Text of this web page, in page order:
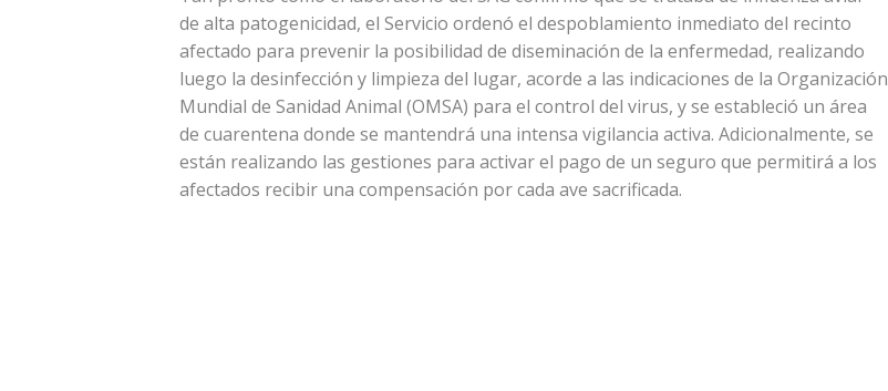
de alta patogenicidad, el Servicio ordenó el despoblamiento inmediato del recinto
afectado para prevenir la posibilidad de diseminación de la enfermedad, realizando
luego la desinfección y limpieza del lugar, acorde a las indicaciones de la Organización
Mundial de Sanidad Animal (OMSA) para el control del virus, y se estableció un área
de cuarentena donde se mantendrá una intensa vigilancia activa. Adicionalmente, se
están realizando las gestiones para activar el pago de un seguro que permitirá a los
afectados recibir una compensación por cada ave sacrificada.